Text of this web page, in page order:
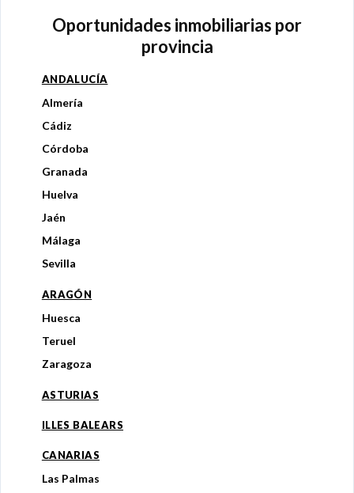
Oportunidades inmobiliarias por
provincia
ANDALUCÍA
Almería
Cádiz
Córdoba
Granada
Huelva
Jaén
Málaga
Sevilla
ARAGÓN
Huesca
Teruel
Zaragoza
ASTURIAS
ILLES BALEARS
CANARIAS
Las Palmas